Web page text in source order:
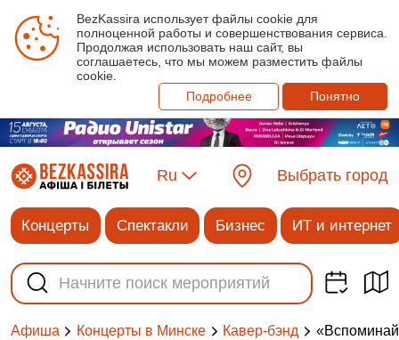
BezKassira использует файлы cookie для
полноценной работы и совершенствования сервиса.
Продолжая использовать наш сайт, вы
соглашаетесь, что мы можем разместить файлы
cookie.
Подробнее
Понятно
Ru Выбрать город
Концерты Спектакли Бизнес ИТ и интернет
Афиша Концерты в Минске Кавер-бэнд